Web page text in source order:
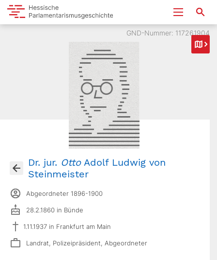
GND-Nummer: 117261904
Dr. jur. OttoAdolf Ludwig von
Steinmeister
Abgeordneter 1896-1900
28.2.1860 in Bünde
1.11.1937 in Frankfurt am Main
Landrat, Polizeipräsident, Abgeordneter